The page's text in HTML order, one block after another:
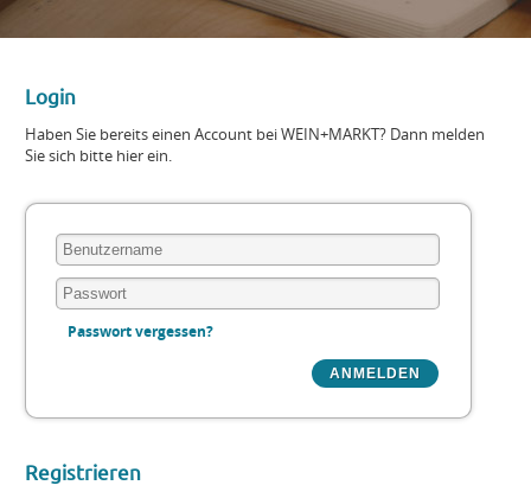
Login
Haben Sie bereits einen Account bei WEIN+MARKT? Dann melden
Sie sich bitte hier ein.
Passwort vergessen?
Registrieren